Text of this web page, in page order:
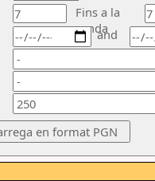
Fins a la
rondaand